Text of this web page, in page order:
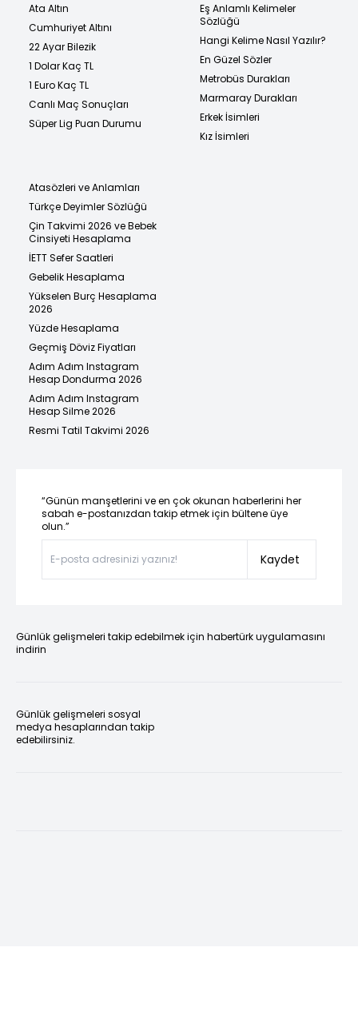
Ata Altın
Cumhuriyet Altını
22 Ayar Bilezik
1 Dolar Kaç TL
1 Euro Kaç TL
Canlı Maç Sonuçları
Süper Lig Puan Durumu
Eş Anlamlı Kelimeler
Sözlüğü
Hangi Kelime Nasıl Yazılır?
En Güzel Sözler
Metrobüs Durakları
Marmaray Durakları
Erkek İsimleri
Kız İsimleri
Atasözleri ve Anlamları
Türkçe Deyimler Sözlüğü
Çin Takvimi 2026 ve Bebek
Cinsiyeti Hesaplama
İETT Sefer Saatleri
Gebelik Hesaplama
Yükselen Burç Hesaplama
2026
Yüzde Hesaplama
Geçmiş Döviz Fiyatları
Adım Adım Instagram
Hesap Dondurma 2026
Adım Adım Instagram
Hesap Silme 2026
Resmi Tatil Takvimi 2026
“Günün manşetlerini ve en çok okunan haberlerini her
sabah e-postanızdan takip etmek için bültene üye
olun.”
Kaydet
Günlük gelişmeleri takip edebilmek için habertürk uygulamasını
indirin
Günlük gelişmeleri sosyal
medya hesaplarından takip
edebilirsiniz.